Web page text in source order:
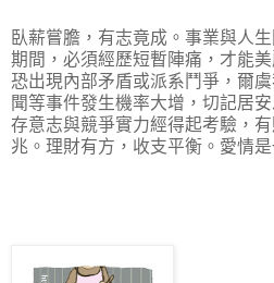
臥薪嘗膽，有志竟成。事業與人
期間，必須經歷短暫陣痛，才能
恐出現內部矛盾或派系鬥爭，爾
聞等事件發生機率大增，切記居
存意志與競爭實力經得起考驗，
兆。理財有方，收支平衡。愛情